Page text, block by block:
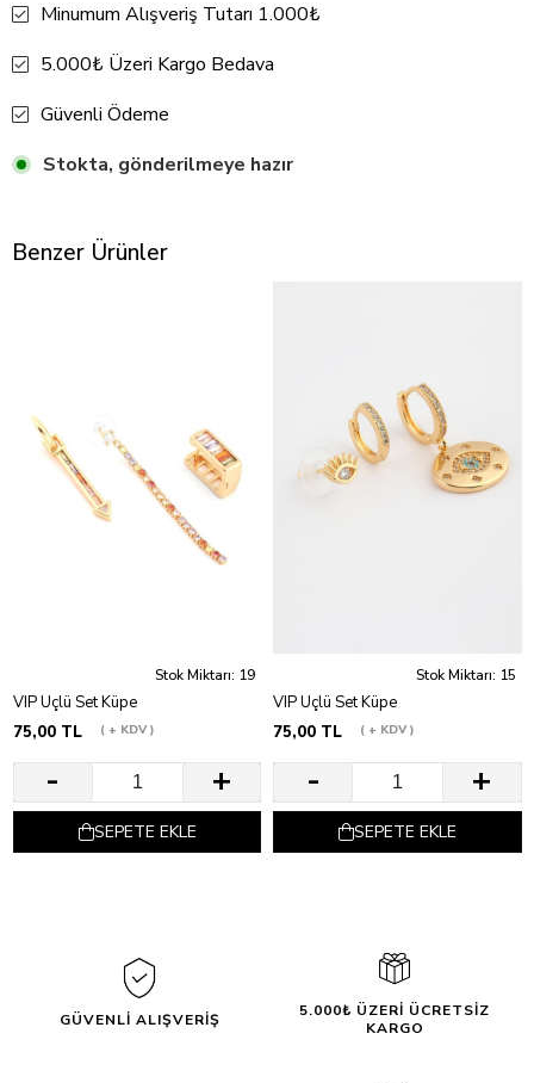
Minumum Alışveriş Tutarı 1.000₺
5.000₺ Üzeri Kargo Bedava
Güvenli Ödeme
Stokta, gönderilmeye hazır
Benzer Ürünler
Stok Miktarı: 19
VIP Üçlü Set Küpe
75,00 TL
+ KDV
SEPETE EKLE
Stok Miktarı: 15
VIP Üçlü Set Küpe
75,00 TL
+ KDV
SEPETE EKLE
GÜVENLİ ALIŞVERİŞ
5.000₺ ÜZERİ ÜCRETSİZ
KARGO